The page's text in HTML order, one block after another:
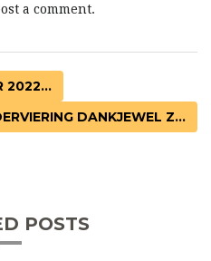
a comment.
2022...
DANKJEWEL Z...
POSTS